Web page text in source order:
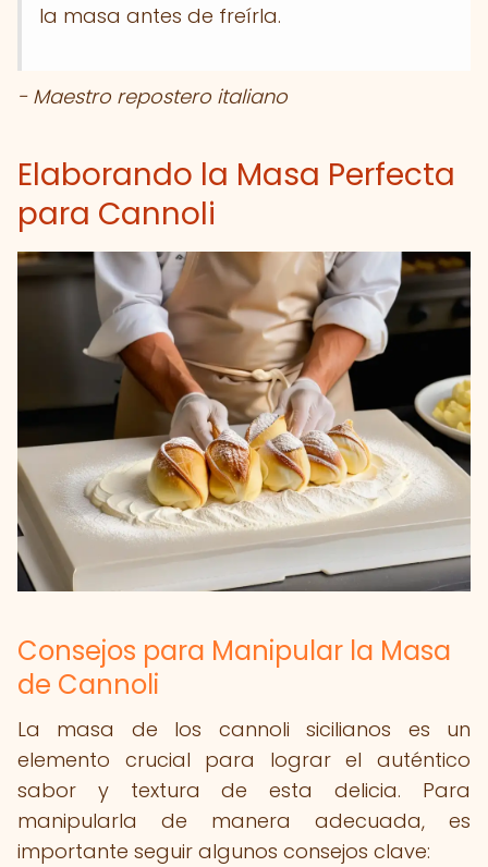
la masa antes de freírla.
- Maestro repostero italiano
Elaborando la Masa Perfecta
para Cannoli
Consejos para Manipular la Masa
de Cannoli
La masa de los cannoli sicilianos es un
elemento crucial para lograr el auténtico
sabor y textura de esta delicia. Para
manipularla de manera adecuada, es
importante seguir algunos consejos clave: